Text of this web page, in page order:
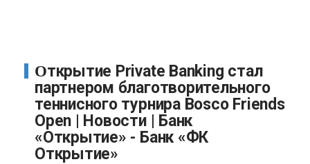
Открытие Private Banking стал
партнером благотворительного
теннисного турнира Bosco Friends
Open | Новости | Банк
«Открытие» - Банк «ФК
Открытие»